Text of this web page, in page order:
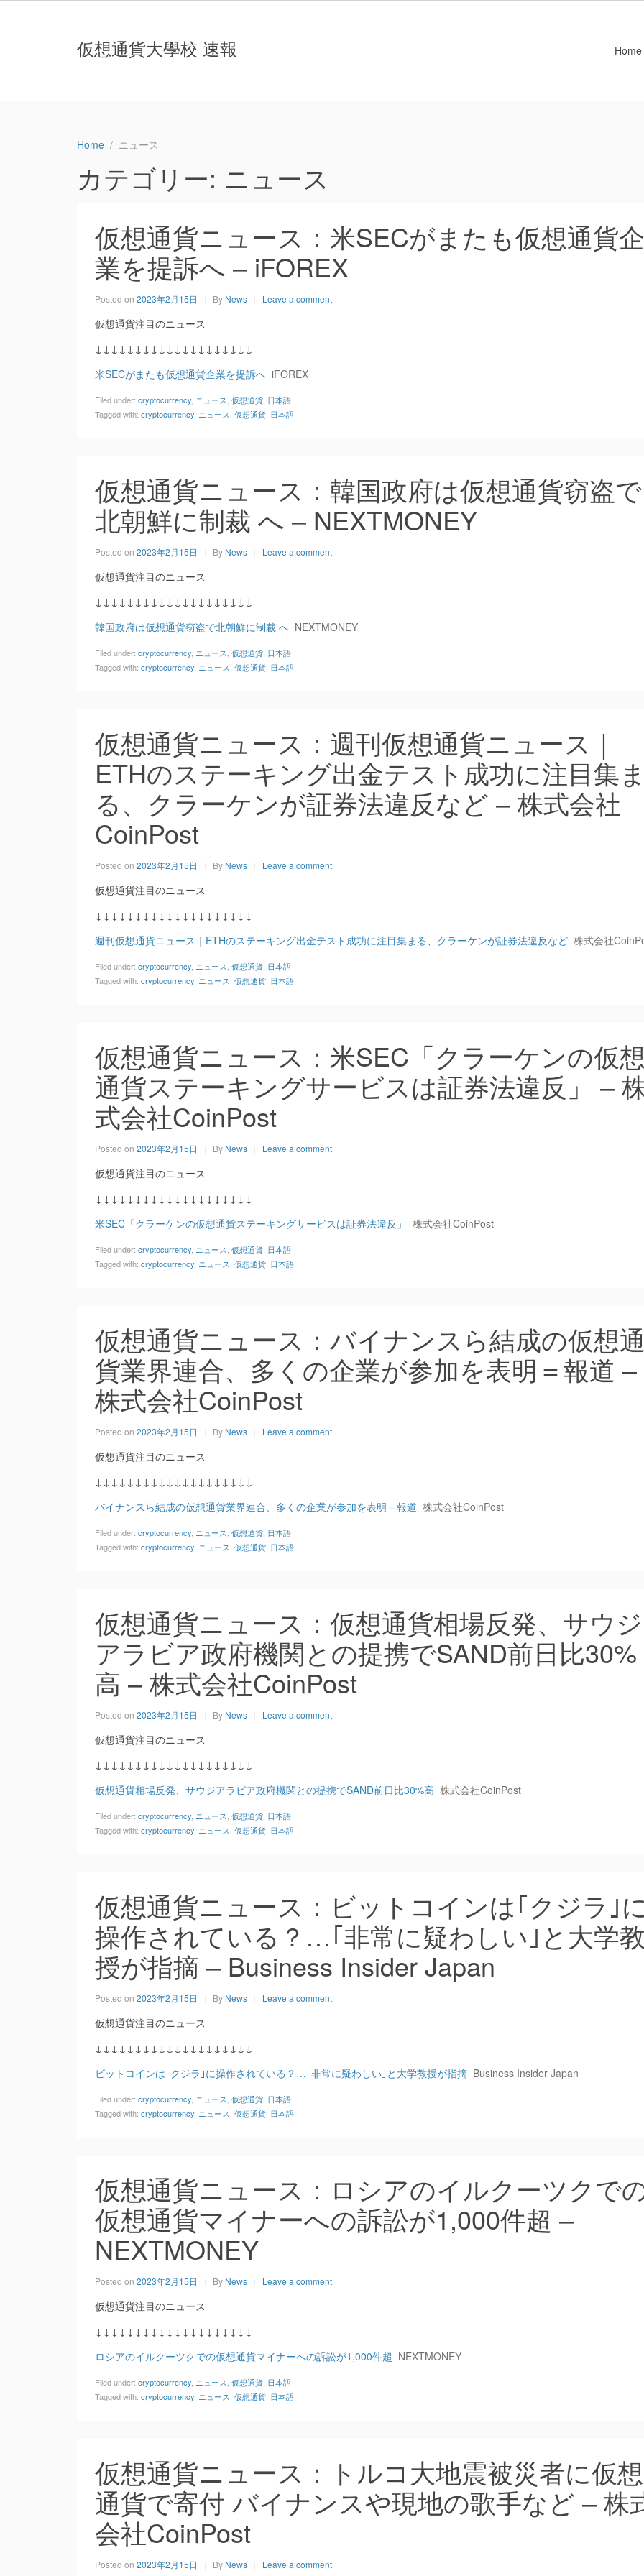
仮想通貨大學校 速報 Home
Home ニュース
カテゴリー: ニュース
仮想通貨ニュース：米SECがまたも仮想通貨企
業を提訴へ – iFOREX
Posted on 2023年2月15日 By News Leave a comment
仮想通貨注目のニュース
↓↓↓↓↓↓↓↓↓↓↓↓↓↓↓↓↓↓↓↓
米SECがまたも仮想通貨企業を提訴へ iFOREX
Filed under: cryptocurrency ニュース 仮想通貨 日本語
Tagged with: cryptocurrency ニュース 仮想通貨 日本語
仮想通貨ニュース：韓国政府は仮想通貨窃盗で
北朝鮮に制裁 へ – NEXTMONEY
Posted on 2023年2月15日 By News Leave a comment
仮想通貨注目のニュース
↓↓↓↓↓↓↓↓↓↓↓↓↓↓↓↓↓↓↓↓
韓国政府は仮想通貨窃盗で北朝鮮に制裁 へ NEXTMONEY
Filed under: cryptocurrency ニュース 仮想通貨 日本語
Tagged with: cryptocurrency ニュース 仮想通貨 日本語
仮想通貨ニュース：週刊仮想通貨ニュース｜
ETHのステーキング出金テスト成功に注目集
る、クラーケンが証券法違反など – 株式会社
CoinPost
Posted on 2023年2月15日 By News Leave a comment
仮想通貨注目のニュース
↓↓↓↓↓↓↓↓↓↓↓↓↓↓↓↓↓↓↓↓
週刊仮想通貨ニュース｜ETHのステーキング出金テスト成功に注目集まる、クラーケンが証券法違反など 株式会社
Filed under: cryptocurrency ニュース 仮想通貨 日本語
Tagged with: cryptocurrency ニュース 仮想通貨 日本語
仮想通貨ニュース：米SEC「クラーケンの仮
通貨ステーキングサービスは証券法違反」 –
式会社CoinPost
Posted on 2023年2月15日 By News Leave a comment
仮想通貨注目のニュース
↓↓↓↓↓↓↓↓↓↓↓↓↓↓↓↓↓↓↓↓
米SEC「クラーケンの仮想通貨ステーキングサービスは証券法違反」
株式会社CoinPost
Filed under: cryptocurrency ニュース 仮想通貨 日本語
Tagged with: cryptocurrency ニュース 仮想通貨 日本語
仮想通貨ニュース：バイナンスら結成の仮想
貨業界連合、多くの企業が参加を表明＝報道 –
株式会社CoinPost
Posted on 2023年2月15日 By News Leave a comment
仮想通貨注目のニュース
↓↓↓↓↓↓↓↓↓↓↓↓↓↓↓↓↓↓↓↓
バイナンスら結成の仮想通貨業界連合、多くの企業が参加を表明＝報道 株式会社CoinPost
Filed under: cryptocurrency ニュース 仮想通貨 日本語
Tagged with: cryptocurrency ニュース 仮想通貨 日本語
仮想通貨ニュース：仮想通貨相場反発、サウジ
アラビア政府機関との提携でSAND前日比30%
高 – 株式会社CoinPost
Posted on 2023年2月15日 By News Leave a comment
仮想通貨注目のニュース
↓↓↓↓↓↓↓↓↓↓↓↓↓↓↓↓↓↓↓↓
仮想通貨相場反発、サウジアラビア政府機関との提携でSAND前日比30%高 株式会社CoinPost
Filed under: cryptocurrency ニュース 仮想通貨 日本語
Tagged with: cryptocurrency ニュース 仮想通貨 日本語
仮想通貨ニュース：ビットコインは｢クジラ｣
操作されている？…｢非常に疑わしい｣と大学
授が指摘 – Business Insider Japan
Posted on 2023年2月15日 By News Leave a comment
仮想通貨注目のニュース
↓↓↓↓↓↓↓↓↓↓↓↓↓↓↓↓↓↓↓↓
ビットコインは｢クジラ｣に操作されている？…｢非常に疑わしい｣と大学教授が指摘 Business Insider Japan
Filed under: cryptocurrency ニュース 仮想通貨 日本語
Tagged with: cryptocurrency ニュース 仮想通貨 日本語
仮想通貨ニュース：ロシアのイルクーツクで
仮想通貨マイナーへの訴訟が1,000件超 –
NEXTMONEY
Posted on 2023年2月15日 By News Leave a comment
仮想通貨注目のニュース
↓↓↓↓↓↓↓↓↓↓↓↓↓↓↓↓↓↓↓↓
ロシアのイルクーツクでの仮想通貨マイナーへの訴訟が1,000件超 NEXTMONEY
Filed under: cryptocurrency ニュース 仮想通貨 日本語
Tagged with: cryptocurrency ニュース 仮想通貨 日本語
仮想通貨ニュース：トルコ大地震被災者に仮想
通貨で寄付 バイナンスや現地の歌手など – 株
会社CoinPost
Posted on 2023年2月15日 By News Leave a comment